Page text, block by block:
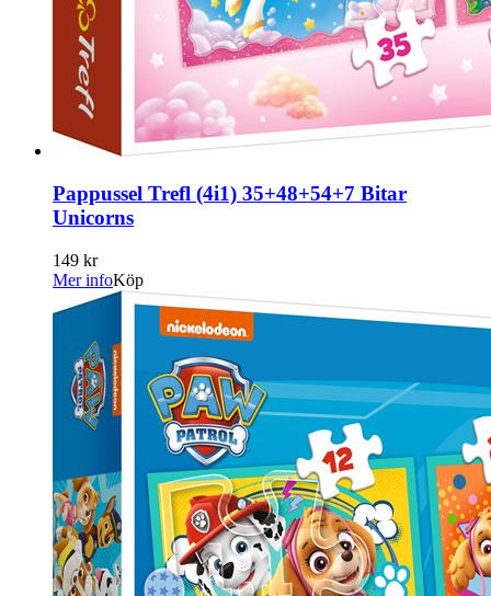
Pappussel Trefl (4i1) 35+48+54+7 Bitar
Unicorns
149 kr
Mer infoKöp